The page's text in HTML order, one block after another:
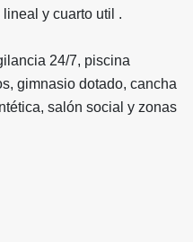
y cuarto util .
24/7, piscina
gimnasio dotado, cancha
salón social y zonas